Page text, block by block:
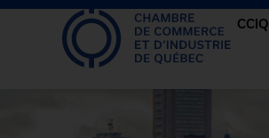
CCIQ